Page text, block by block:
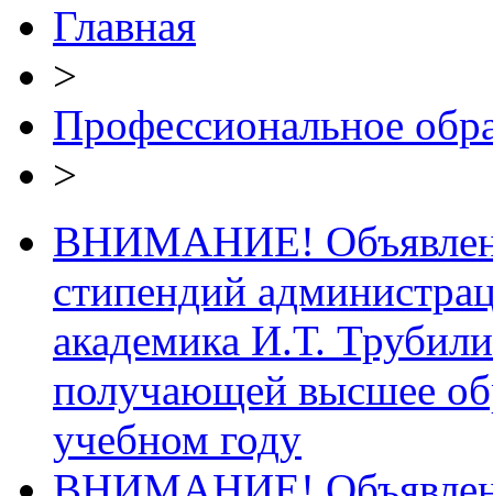
Главная
>
Профессиональное
>
ВНИМАНИЕ! Объявлен
стипендий
академика И.Т.
получающей высшее
учебном году